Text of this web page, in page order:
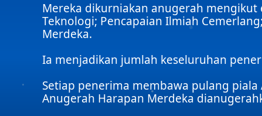
Mereka dikurniakan anugerah mengikut
Teknologi; Pencapaian Ilmiah
Merdeka.
Ia menjadikan jumlah keseluruhan
Setiap penerima membawa pulang
Anugerah Harapan Merdeka